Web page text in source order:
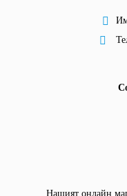
Нашият онлайн